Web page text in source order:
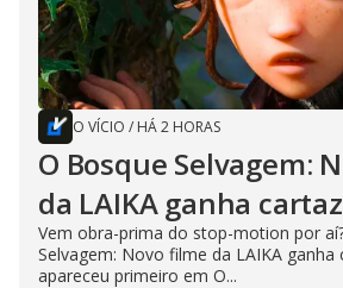
O VÍCIO / HÁ 2 HORAS
O Bosque Selvagem:
da LAIKA ganha
Vem obra-prima do stop-motion por
Selvagem: Novo filme da LAIKA ganha
apareceu primeiro em O...